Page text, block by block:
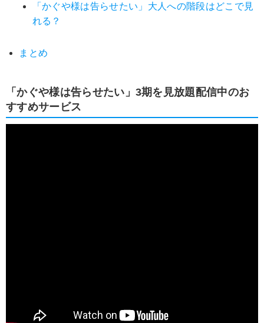
「かぐや様は告らせたい」大人への階段はどこで見
れる？
まとめ
「かぐや様は告らせたい」3期を見放題配信中のお
すすめサービス